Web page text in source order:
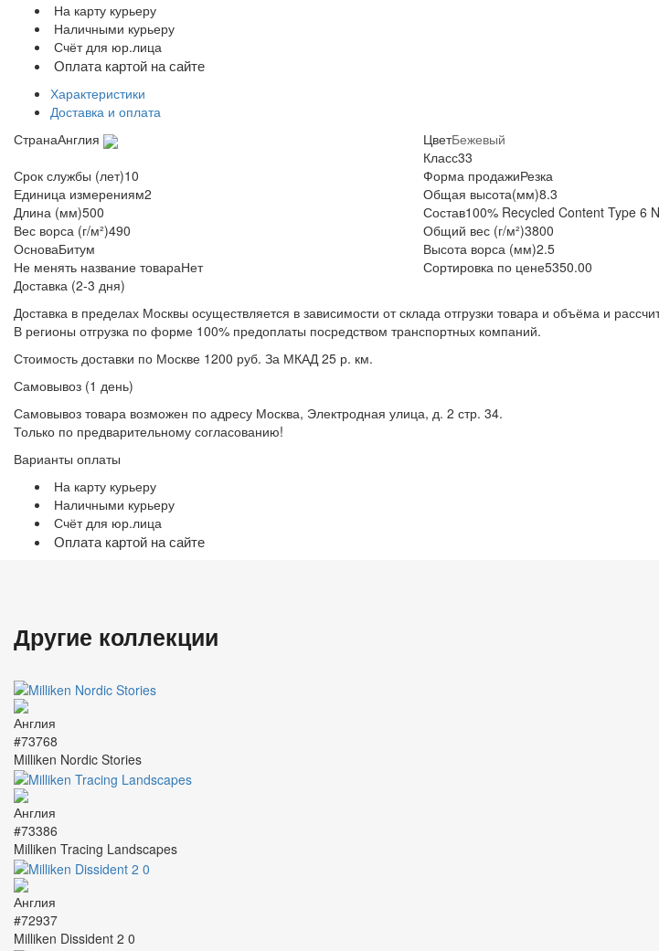
На карту курьеру
Наличными курьеру
Счёт для юр.лица
Оплата картой на сайте
Характеристики
Доставка и оплата
СтранаАнглия ЦветБежевый
Класс33
Срок службы (лет)10 Форма продажиРезка
Единица измерениям2 Общая высота(мм)8.3
Длина (мм)500 Состав100% Recycled Content Type 6
Вес ворса (г/м²)490 Общий вес (г/м²)3800
ОсноваБитум Высота ворса (мм)2.5
Не менять название товараНет Сортировка по цене5350.00
Доставка (2-3 дня)
Доставка в пределах Москвы осуществляется в зависимости от склада отгрузки товара и объёма и
В регионы отгрузка по форме 100% предоплаты посредством транспортных компаний.
Стоимость доставки по Москве 1200 руб. За МКАД 25 р. км.
Самовывоз (1 день)
Самовывоз товара возможен по адресу Москва, Электродная улица, д. 2 стр. 34.
Только по предварительному согласованию!
Варианты оплаты
На карту курьеру
Наличными курьеру
Счёт для юр.лица
Оплата картой на сайте
Другие коллекции
#73768
Milliken Nordic Stories
#73386
Milliken Tracing Landscapes
#72937
Milliken Dissident 2 0